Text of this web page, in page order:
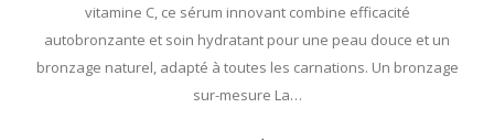
vitamine C, ce sérum innovant combine efficacité
autobronzante et soin hydratant pour une peau douce et un
bronzage naturel, adapté à toutes les carnations. Un bronzage
sur-mesure La…